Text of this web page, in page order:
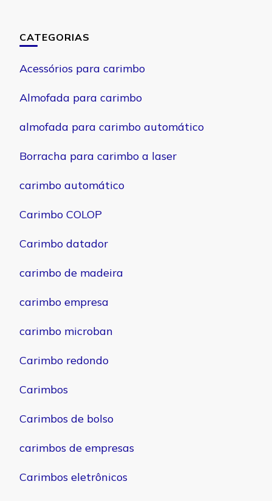
CATEGORIAS
Acessórios para carimbo
Almofada para carimbo
almofada para carimbo automático
Borracha para carimbo a laser
carimbo automático
Carimbo COLOP
Carimbo datador
carimbo de madeira
carimbo empresa
carimbo microban
Carimbo redondo
Carimbos
Carimbos de bolso
carimbos de empresas
Carimbos eletrônicos